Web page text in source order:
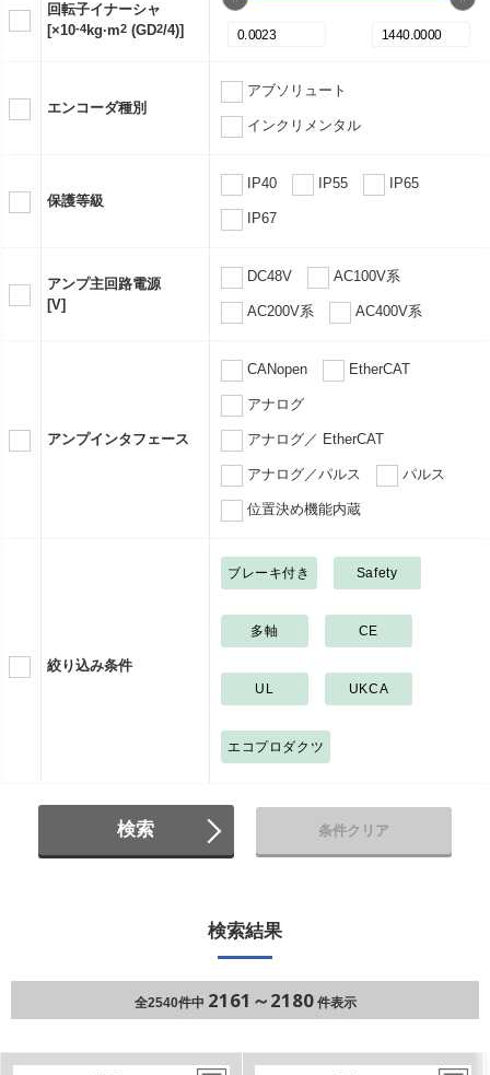
回転子イナーシャ
[×10-4kg·m2 (GD2/4)]
エンコーダ種別
アブソリュート
インクリメンタル
保護等級
IP40 IP55 IP65
IP67
アンプ主回路電源
[V]
DC48V AC100V系
AC200V系 AC400V系
アンプインタフェース
CANopen EtherCAT
アナログ
アナログ／ EtherCAT
アナログ／パルス パルス
位置決め機能内蔵
絞り込み条件
ブレーキ付き Safety
多軸 CE
UL UKCA
エコプロダクツ
検索 条件クリア
検索結果
全2540件中 2161～2180件表示